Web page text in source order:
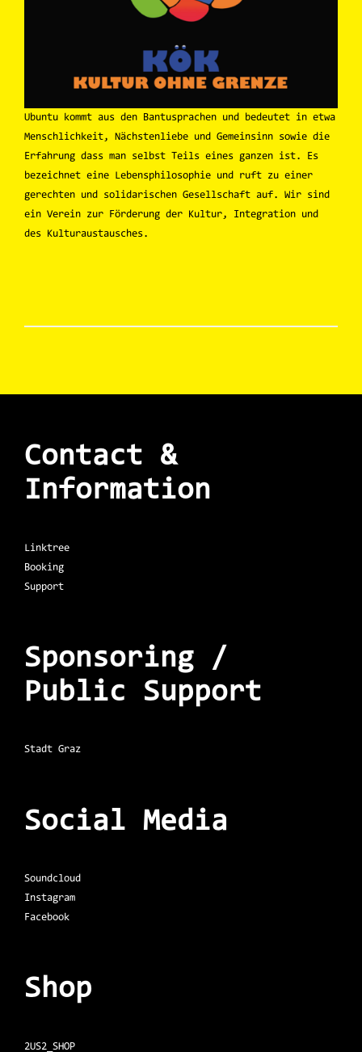
Ubuntu kommt aus den Bantusprachen und bedeutet in etwa
Menschlichkeit, Nächstenliebe und Gemeinsinn sowie die
Erfahrung dass man selbst Teils eines ganzen ist. Es
bezeichnet eine Lebensphilosophie und ruft zu einer
gerechten und solidarischen Gesellschaft auf. Wir sind
ein Verein zur Förderung der Kultur, Integration und
des Kulturaustausches.
Contact &
Information
Linktree
Booking
Support
Sponsoring /
Public Support
Stadt Graz
Social Media
Soundcloud
Instagram
Facebook
Shop
2US2_SHOP